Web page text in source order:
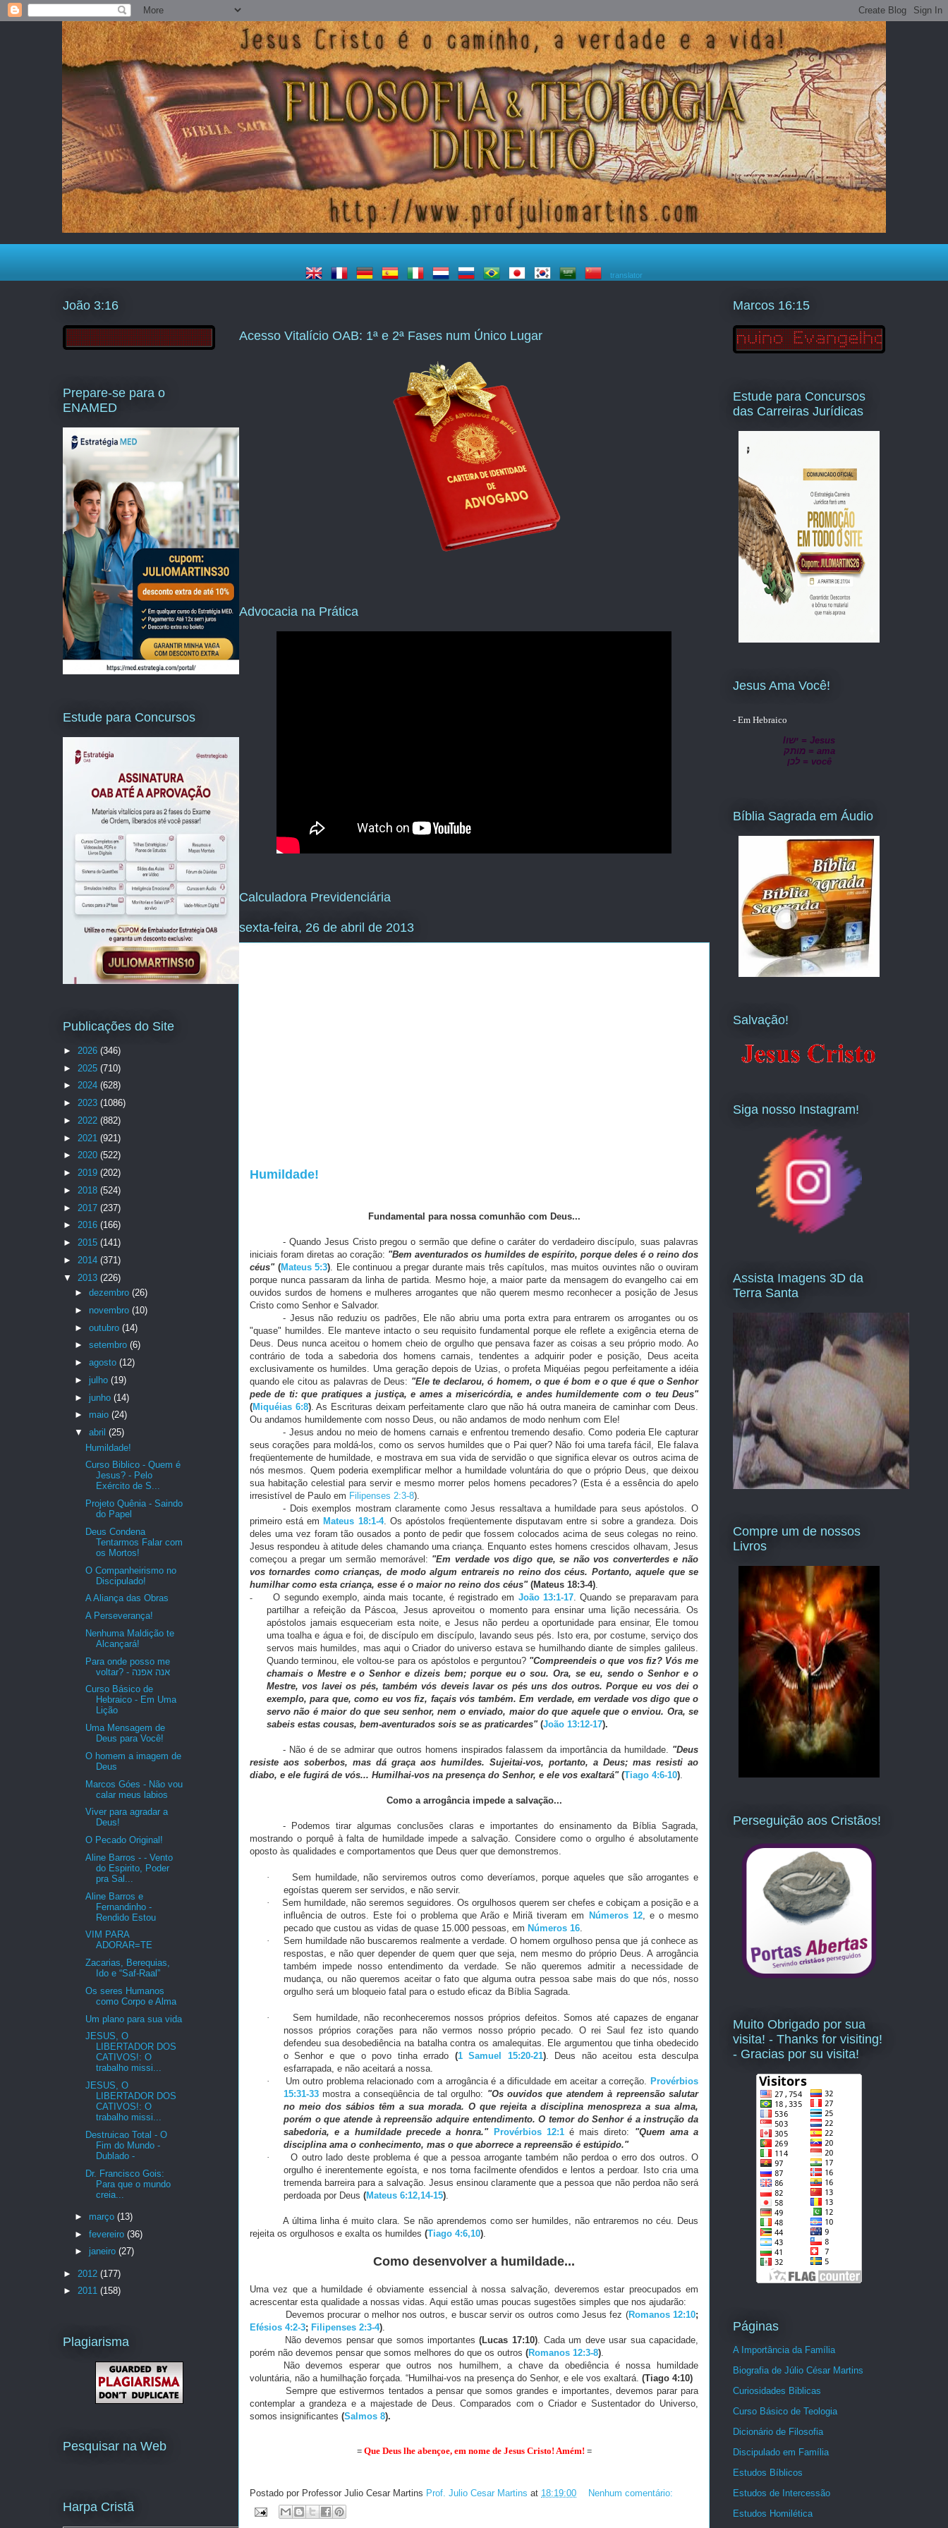
translator
Acesso Vitalício OAB: 1ª e 2ª Fases num Único Lugar
Advocacia na Prática
Calculadora Previdenciária
sexta-feira, 26 de abril de 2013
Humildade!
Fundamental para nossa comunhão com Deus...
- Quando Jesus Cristo pregou o sermão que define o caráter do verdadeiro discípulo, suas palavras
iniciais foram diretas ao coração: "Bem aventurados os humildes de espírito, porque deles é o reino dos
céus" (Mateus 5:3). Ele continuou a pregar durante mais três capítulos, mas muitos ouvintes não o ouviram
porque nunca passaram da linha de partida. Mesmo hoje, a maior parte da mensagem do evangelho cai em
ouvidos surdos de homens e mulheres arrogantes que não querem mesmo reconhecer a posição de Jesus
Cristo como Senhor e Salvador.
- Jesus não reduziu os padrões, Ele não abriu uma porta extra para entrarem os arrogantes ou os
"quase" humildes. Ele manteve intacto o seu requisito fundamental porque ele reflete a exigência eterna de
Deus. Deus nunca aceitou o homem cheio de orgulho que pensava fazer as coisas a seu próprio modo. Ao
contrário de toda a sabedoria dos homens carnais, tendentes a adquirir poder e posição, Deus aceita
exclusivamente os humildes. Uma geração depois de Uzias, o profeta Miquéias pegou perfeitamente a idéia
quando ele citou as palavras de Deus: "Ele te declarou, ó homem, o que é bom e o que é que o Senhor
pede de ti: que pratiques a justiça, e ames a misericórdia, e andes humildemente com o teu Deus"
(Miquéias 6:8). As Escrituras deixam perfeitamente claro que não há outra maneira de caminhar com Deus.
Ou andamos humildemente com nosso Deus, ou não andamos de modo nenhum com Ele!
- Jesus andou no meio de homens carnais e enfrentou tremendo desafio. Como poderia Ele capturar
seus corações para moldá-los, como os servos humildes que o Pai quer? Não foi uma tarefa fácil, Ele falava
freqüentemente de humildade, e mostrava em sua vida de servidão o que significa elevar os outros acima de
nós mesmos. Quem poderia exemplificar melhor a humildade voluntária do que o próprio Deus, que deixou
sua habitação celestial para servir e mesmo morrer pelos homens pecadores? (Esta é a essência do apelo
irresistível de Paulo em Filipenses 2:3-8).
- Dois exemplos mostram claramente como Jesus ressaltava a humildade para seus apóstolos. O
primeiro está em Mateus 18:1-4. Os apóstolos freqüentemente disputavam entre si sobre a grandeza. Dois
deles uma vez foram tão ousados a ponto de pedir que fossem colocados acima de seus colegas no reino.
Jesus respondeu à atitude deles chamando uma criança. Enquanto estes homens crescidos olhavam, Jesus
começou a pregar um sermão memorável: "Em verdade vos digo que, se não vos converterdes e não
vos tornardes como crianças, de modo algum entrareis no reino dos céus. Portanto, aquele que se
humilhar como esta criança, esse é o maior no reino dos céus" (Mateus 18:3-4).
- O segundo exemplo, ainda mais tocante, é registrado em João 13:1-17. Quando se preparavam para
partilhar a refeição da Páscoa, Jesus aproveitou o momento para ensinar uma lição necessária. Os
apóstolos jamais esqueceriam esta noite, e Jesus não perdeu a oportunidade para ensinar, Ele tomou
uma toalha e água e foi, de discípulo em discípulo, lavando seus pés. Isto era, por costume, serviço dos
servos mais humildes, mas aqui o Criador do universo estava se humilhando diante de simples galileus.
Quando terminou, ele voltou-se para os apóstolos e perguntou? "Compreendeis o que vos fiz? Vós me
chamais o Mestre e o Senhor e dizeis bem; porque eu o sou. Ora, se eu, sendo o Senhor e o
Mestre, vos lavei os pés, também vós deveis lavar os pés uns dos outros. Porque eu vos dei o
exemplo, para que, como eu vos fiz, façais vós também. Em verdade, em verdade vos digo que o
servo não é maior do que seu senhor, nem o enviado, maior do que aquele que o enviou. Ora, se
sabeis estas cousas, bem-aventurados sois se as praticardes" (João 13:12-17).
- Não é de se admirar que outros homens inspirados falassem da importância da humildade. "Deus
resiste aos soberbos, mas dá graça aos humildes. Sujeitai-vos, portanto, a Deus; mas resisti ao
diabo, e ele fugirá de vós... Humilhai-vos na presença do Senhor, e ele vos exaltará" (Tiago 4:6-10).
Como a arrogância impede a salvação...
- Podemos tirar algumas conclusões claras e importantes do ensinamento da Bíblia Sagrada,
mostrando o porquê à falta de humildade impede a salvação. Considere como o orgulho é absolutamente
oposto às qualidades e comportamentos que Deus quer que demonstremos.
·
Sem humildade, não serviremos outros como deveríamos, porque aqueles que são arrogantes e
egoístas querem ser servidos, e não servir.
·
Sem humildade, não seremos seguidores. Os orgulhosos querem ser chefes e cobiçam a posição e a
influência de outros. Este foi o problema que Arão e Miriã tiveram em
Números 12, e o mesmo
pecado que custou as vidas de quase 15.000 pessoas, em Números 16.
·
Sem humildade não buscaremos realmente a verdade. O homem orgulhoso pensa que já conhece as
respostas, e não quer depender de quem quer que seja, nem mesmo do próprio Deus. A arrogância
também impede nosso entendimento da verdade. Se não queremos admitir a necessidade de
mudança, ou não queremos aceitar o fato que alguma outra pessoa sabe mais do que nós, nosso
orgulho será um bloqueio fatal para o estudo eficaz da Bíblia Sagrada.
·
Sem humildade, não reconheceremos nossos próprios defeitos. Somos até capazes de enganar
nossos próprios corações para não vermos nosso próprio pecado. O rei Saul fez isto quando
defendeu sua desobediência na batalha contra os amalequitas. Ele argumentou que tinha obedecido
o Senhor e que o povo tinha errado (1 Samuel 15:20-21). Deus não aceitou esta desculpa
esfarrapada, e não aceitará a nossa.
·
Um outro problema relacionado com a arrogância é a dificuldade em aceitar a correção.Provérbios
15:31-33 mostra a conseqüência de tal orgulho: "Os ouvidos que atendem à repreensão salutar
no meio dos sábios têm a sua morada. O que rejeita a disciplina menospreza a sua alma,
porém o que atende à repreensão adquire entendimento. O temor do Senhor é a instrução da
sabedoria, e a humildade precede a honra." Provérbios 12:1é mais direto: "Quem ama a
disciplina ama o conhecimento, mas o que aborrece a repreensão é estúpido."
·
O outro lado deste problema é que a pessoa arrogante também não perdoa o erro dos outros. O
orgulho é inerentemente egoísta, e nos torna facilmente ofendidos e lentos a perdoar. Isto cria uma
tremenda barreira para a salvação. Jesus ensinou claramente que a pessoa que não perdoa não será
perdoada por Deus (Mateus 6:12,14-15)
A última linha é muito clara. Se não aprendemos como ser humildes, não entraremos no céu. Deus
rejeita os orgulhosos e exalta os humildes (Tiago 4:6,10).
Como desenvolver a humildade...
Uma vez que a humildade é obviamente essencial à nossa salvação, deveremos estar preocupados em
acrescentar esta qualidade a nossas vidas. Aqui estão umas poucas sugestões simples que nos ajudarão:
Devemos procurar o melhor nos outros, e buscar servir os outros como Jesus fez (Romanos 12:10;
Efésios 4:2-3; Filipenses 2:3-4).
Não devemos pensar que somos importantes(Lucas 17:10). Cada um deve usar sua capacidade,
porém não devemos pensar que somos melhores do que os outros (Romanos 12:3-8).
Não devemos esperar que outros nos humilhem, a chave da obediência é nossa humildade
voluntária, não a humilhação forçada. “Humilhai-vos na presença do Senhor, e ele vos exaltará. (Tiago 4:10)
Sempre que estivermos tentados a pensar que somos grandes e importantes, devemos parar para
contemplar a grandeza e a majestade de Deus. Comparados com o Criador e Sustentador do Universo,
somos insignificantes (Salmos 8).
= Que Deus lhe abençoe, em nome de Jesus Cristo! Amém! =
Postado por Professor Julio Cesar Martins Prof. Julio Cesar Martins at 18:19:00 Nenhum comentário:
João 3:16
Prepare-se para o
ENAMED
Estude para Concursos
Publicações do Site
► 2026 (346)
► 2025 (710)
► 2024 (628)
► 2023 (1086)
► 2022 (882)
► 2021 (921)
► 2020 (522)
► 2019 (202)
► 2018 (524)
► 2017 (237)
► 2016 (166)
► 2015 (141)
► 2014 (371)
▼ 2013 (226)
► dezembro (26)
► novembro (10)
► outubro (14)
► setembro (6)
► agosto (12)
► julho (19)
► junho (14)
► maio (24)
▼ abril (25)
Humildade!
Curso Biblico - Quem é
Jesus? - Pelo
Exército de S...
Projeto Quênia - Saindo
do Papel
Deus Condena
Tentarmos Falar com
os Mortos!
O Companheirismo no
Discipulado!
A Aliança das Obras
A Perseverança!
Nenhuma Maldição te
Alcançará!
Para onde posso me
voltar? - אנה אפנה
Curso Básico de
Hebraico - Em Uma
Lição
Uma Mensagem de
Deus para Você!
O homem a imagem de
Deus
Marcos Góes - Não vou
calar meus labios
Viver para agradar a
Deus!
O Pecado Original!
Aline Barros - - Vento
do Espirito, Poder
pra Sal...
Aline Barros e
Fernandinho -
Rendido Estou
VIM PARA
ADORAR=TE
Zacarias, Berequias,
Ido e “Saf-Raal”
Os seres Humanos
como Corpo e Alma
Um plano para sua vida
JESUS, O
LIBERTADOR DOS
CATIVOS!: O
trabalho missi...
JESUS, O
LIBERTADOR DOS
CATIVOS!: O
trabalho missi...
Destruicao Total - O
Fim do Mundo -
Dublado -
Dr. Francisco Gois:
Para que o mundo
creia...
► março (13)
► fevereiro (36)
► janeiro (27)
► 2012 (177)
► 2011 (158)
Plagiarisma
Pesquisar na Web
Harpa Cristã
Marcos 16:15
Estude para Concursos
das Carreiras Jurídicas
Jesus Ama Você!
- Em Hebraico
lישו = Jesus
מותק = ama
לכן = você
Bíblia Sagrada em Áudio
Salvação!
Siga nosso Instagram!
Assista Imagens 3D da
Terra Santa
Compre um de nossos
Livros
Perseguição aos Cristãos!
Muito Obrigado por sua
visita! - Thanks for visiting!
- Gracias por su visita!
Páginas
A Importância da Família
Biografia de Júlio César Martins
Curiosidades Biblicas
Curso Básico de Teologia
Dicionário de Filosofia
Discipulado em Família
Estudos Bíblicos
Estudos de Intercessão
Estudos Homilética